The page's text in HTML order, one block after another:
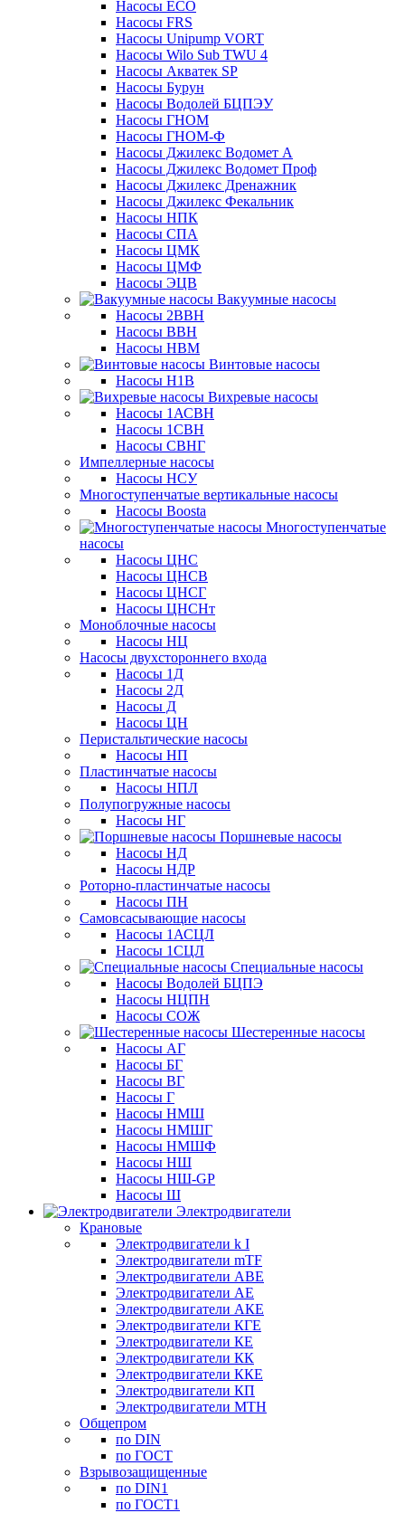
Насосы ECO
Насосы FRS
Насосы Unipump VORT
Насосы Wilo Sub TWU 4
Насосы Акватек SP
Насосы Бурун
Насосы Водолей БЦПЭУ
Насосы ГНОМ
Насосы ГНОМ-Ф
Насосы Джилекс Водомет А
Насосы Джилекс Водомет Проф
Насосы Джилекс Дренажник
Насосы Джилекс Фекальник
Насосы НПК
Насосы СПА
Насосы ЦМК
Насосы ЦМФ
Насосы ЭЦВ
Вакуумные насосы
Насосы 2ВВН
Насосы ВВН
Насосы НВМ
Винтовые насосы
Насосы Н1В
Вихревые насосы
Насосы 1АСВН
Насосы 1СВН
Насосы СВНГ
Импеллерные насосы
Насосы НСУ
Многоступенчатые вертикальные насосы
Насосы Boosta
Многоступенчатые
насосы
Насосы ЦНС
Насосы ЦНСВ
Насосы ЦНСГ
Насосы ЦНСНт
Моноблочные насосы
Насосы НЦ
Насосы двухстороннего входа
Насосы 1Д
Насосы 2Д
Насосы Д
Насосы ЦН
Перистальтические насосы
Насосы НП
Пластинчатые насосы
Насосы НПЛ
Полупогружные насосы
Насосы НГ
Поршневые насосы
Насосы НД
Насосы НДР
Роторно-пластинчатые насосы
Насосы ПН
Самовсасывающие насосы
Насосы 1АСЦЛ
Насосы 1СЦЛ
Специальные насосы
Насосы Водолей БЦПЭ
Насосы НЦПН
Насосы СОЖ
Шестеренные насосы
Насосы АГ
Насосы БГ
Насосы ВГ
Насосы Г
Насосы НМШ
Насосы НМШГ
Насосы НМШФ
Насосы НШ
Насосы НШ-GP
Насосы Ш
Электродвигатели
Крановые
Электродвигатели k I
Электродвигатели mTF
Электродвигатели АВЕ
Электродвигатели АЕ
Электродвигатели АКЕ
Электродвигатели КГЕ
Электродвигатели КЕ
Электродвигатели КК
Электродвигатели ККЕ
Электродвигатели КП
Электродвигатели МТН
Общепром
по DIN
по ГОСТ
Взрывозащищенные
по DIN1
по ГОСТ1